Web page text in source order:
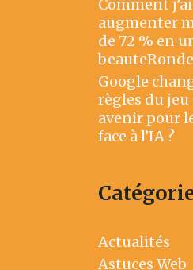
Comment
augmenter
de 72 % en
Google
règles du jeu
avenir pour
face à l’IA ?
Actualités
Astuces Web